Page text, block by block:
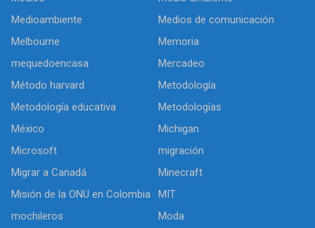
Medioambiente
Medios de comunicación
Melbourne
Memoria
mequedoencasa
Mercadeo
Método harvard
Metodología
Metodología educativa
Metodologías
México
Michigan
Microsoft
migración
Migrar a Canadá
Minecraft
Misión de la ONU en Colombia
MIT
mochileros
Moda